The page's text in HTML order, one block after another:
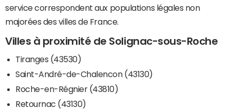
service correspondent aux populations légales non
majorées des villes de France.
Villes à proximité de Solignac-sous-Roche
Tiranges (43530)
Saint-André-de-Chalencon (43130)
Roche-en-Régnier (43810)
Retournac (43130)